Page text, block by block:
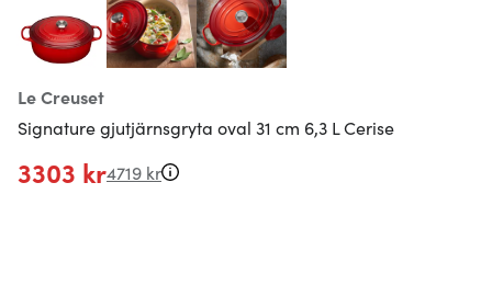
Le Creuset
Signature gjutjärnsgryta oval 31 cm 6,3 L Cerise
3303 kr4719 kr